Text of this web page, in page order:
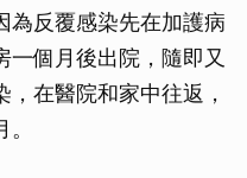
為反覆感染先在加護病
一個月後出院，隨即又
在醫院和家中往返，